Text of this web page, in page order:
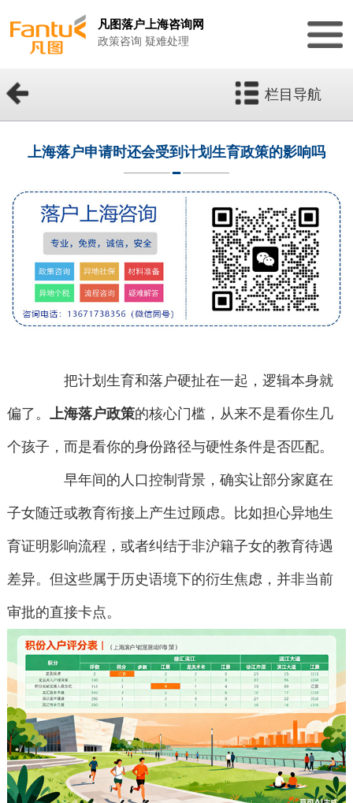
凡图落户上海咨询网
政策咨询 疑难处理
栏目导航
上海落户申请时还会受到计划生育政策的影响吗
把计划生育和落户硬扯在一起，逻辑本身就
偏了。 上海落户政策的核心门槛，从来不是看你生几
个孩子，而是看你的身份路径与硬性条件是否匹配。
早年间的人口控制背景，确实让部分家庭在
子女随迁或教育衔接上产生过顾虑。比如担心异地生
育证明影响流程，或者纠结于非沪籍子女的教育待遇
差异。但这些属于历史语境下的衍生焦虑，并非当前
审批的直接卡点。